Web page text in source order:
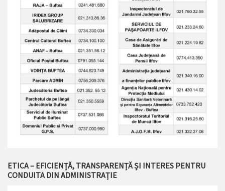
ETICA – EFICIENȚĂ, TRANSPARENȚĂ ȘI INTERES PENTRU
CONDUITA DIN ADMINISTRAȚIE